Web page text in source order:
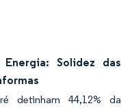
Solidez das
detinham 44,12% da